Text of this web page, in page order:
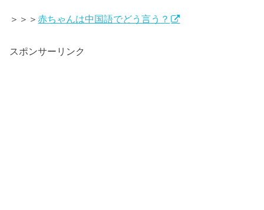
＞＞＞赤ちゃんは中国語でどう言う？
スポンサーリンク